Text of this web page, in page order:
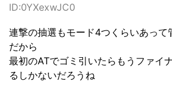
ID:0YXexwJC0
連撃の抽選もモード4つくらいあって
だから
最初のATでゴミ引いたらもうファイ
るしかないだろうね